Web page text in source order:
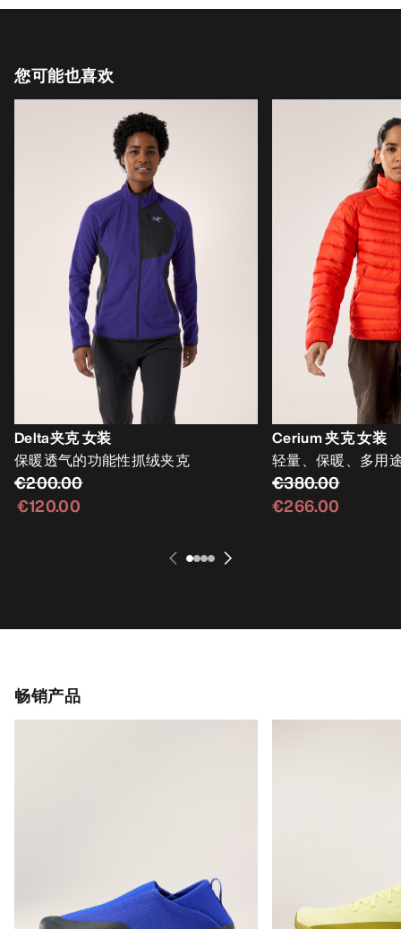
您可能也喜欢
Delta夹克 女装
保暖透气的功能性抓绒夹克
€200.00
€120.00
Cerium 夹克 女装
轻量、保暖、多用
€380.00
€266.00
畅销产品